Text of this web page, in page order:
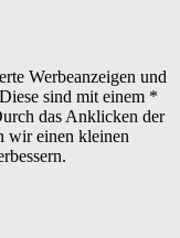
Werbeanzeigen und
sind mit einem *
das Anklicken der
wir einen kleinen